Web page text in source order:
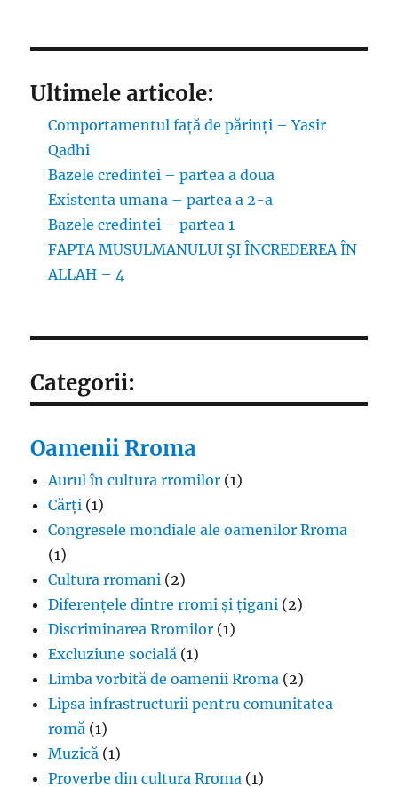
Ultimele articole:
Comportamentul față de părinți – Yasir
Qadhi
Bazele credintei – partea a doua
Existenta umana – partea a 2-a
Bazele credintei – partea 1
FAPTA MUSULMANULUI ŞI ÎNCREDEREA ÎN
ALLAH – 4
Categorii:
Oamenii Rroma
Aurul în cultura rromilor (1)
Cărți (1)
Congresele mondiale ale oamenilor Rroma
(1)
Cultura rromani (2)
Diferențele dintre rromi și țigani (2)
Discriminarea Rromilor (1)
Excluziune socială (1)
Limba vorbită de oamenii Rroma (2)
Lipsa infrastructurii pentru comunitatea
romă (1)
Muzică (1)
Proverbe din cultura Rroma (1)